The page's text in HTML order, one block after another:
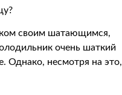
своим шатающимся,
очень шаткий
Однако, несмотря на это,